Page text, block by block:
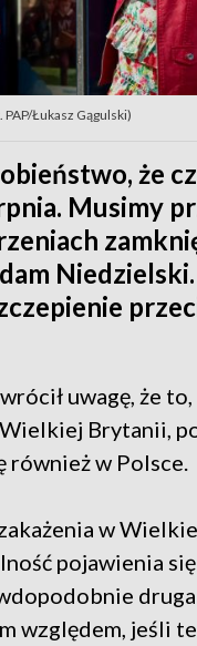
Łukasz Gągulski)
że
Musimy
uwagę, że to,
Brytanii,
również w Polsce.
w
pojawienia
druga
względem, jeśli